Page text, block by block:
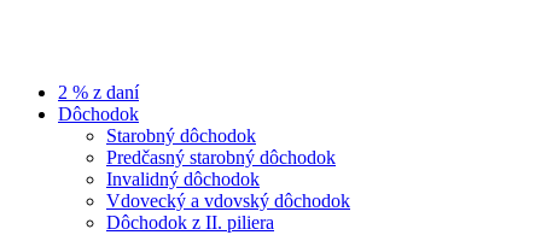
2 % z daní
Dôchodok
Starobný dôchodok
Predčasný starobný dôchodok
Invalidný dôchodok
Vdovecký a vdovský dôchodok
Dôchodok z II. piliera